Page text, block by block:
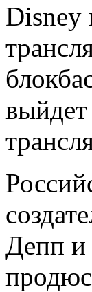
Disney
Депп и